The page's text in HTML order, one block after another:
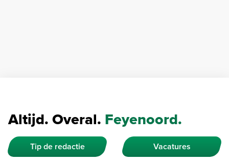
Altijd. Overal. Feyenoord.
Tip de redactie Vacatures